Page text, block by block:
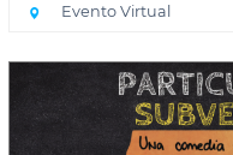
Evento Virtual